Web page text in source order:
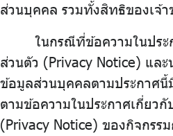
ส่วนบุคคล รวมทั้งสิทธิของเจ้
ในกรณีที่ข้อความในประ
ส่วนตัว (Privacy Notice) แล
ข้อมูลส่วนบุคคลตามประกาศ
ตามข้อความในประกาศเกี่ยว
(Privacy Notice) ของกิจกรร